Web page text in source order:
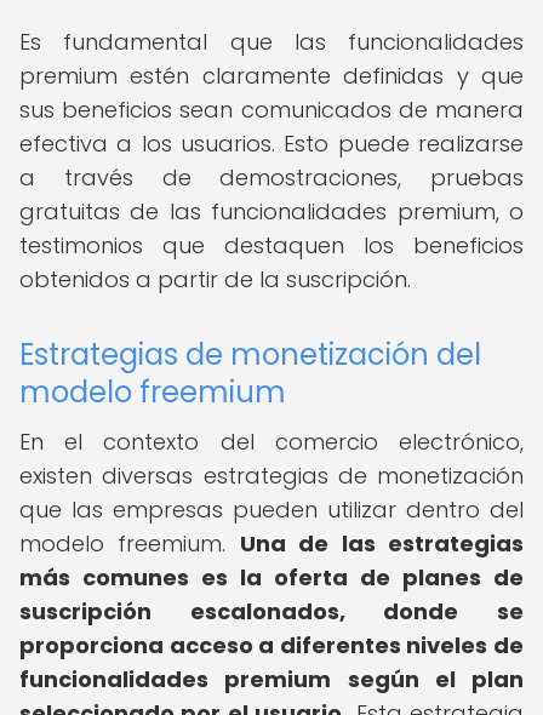
Es fundamental que las funcionalidades
premium estén claramente definidas y que
sus beneficios sean comunicados de manera
efectiva a los usuarios. Esto puede realizarse
a través de demostraciones, pruebas
gratuitas de las funcionalidades premium, o
testimonios que destaquen los beneficios
obtenidos a partir de la suscripción.
Estrategias de monetización del
modelo freemium
En el contexto del comercio electrónico,
existen diversas estrategias de monetización
que las empresas pueden utilizar dentro del
modelo freemium. Una de las estrategias
más comunes es la oferta de planes de
suscripción escalonados, donde se
proporciona acceso a diferentes niveles de
funcionalidades premium según el plan